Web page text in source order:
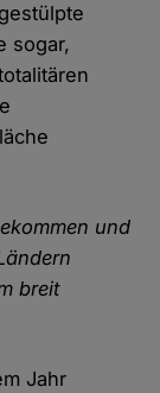
sogar,
und
breit
Jahr